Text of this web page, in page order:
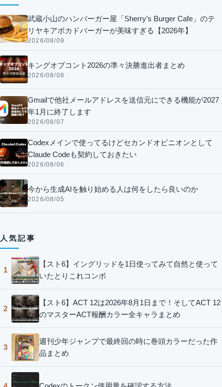
武蔵小山のハンバーガー屋「Sherry’s Burger Cafe」のテ
リヤキアボカドバーガーが美味すぎる【2026年】
2026/08/09
キングオブコント2026の準々決勝進出者まとめ
2026/08/08
Gmailで他社メールアドレスを送信元にできる機能が2027
年1月に終了します
2026/08/07
Codexメインで使ってるけどセカンドオピニオンとして
Claude Codeも契約しておきたい
2026/08/06
今から生成AIを触り始める人は何をしたら良いのか
2026/08/05
人気記事
1
【スト6】イングリッドを1日使ってみて自然と使って
いたとりこれコンボ
2
【スト6】ACT 12は2026年8月1日まで！そしてACT 12
のマスターACT報酬カラー全キャラまとめ
3
週刊少年ジャンプで最終回の時に巻頭カラーだった作
品まとめ